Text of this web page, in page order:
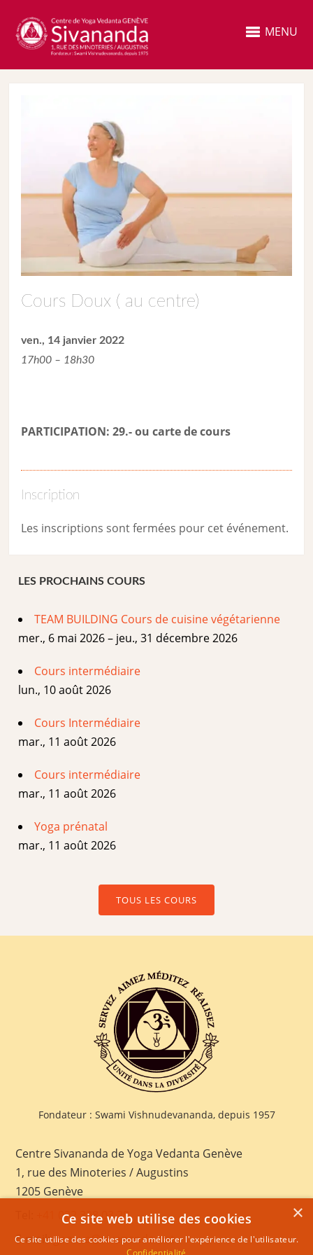
MENU
Cours Doux ( au centre)
ven., 14 janvier 2022
17h00 – 18h30
PARTICIPATION: 29.- ou carte de cours
Inscription
Les inscriptions sont fermées pour cet événement.
LES PROCHAINS COURS
TEAM BUILDING Cours de cuisine végétarienne
mer., 6 mai 2026 – jeu., 31 décembre 2026
Cours intermédiaire
lun., 10 août 2026
Cours Intermédiaire
mar., 11 août 2026
Cours intermédiaire
mar., 11 août 2026
Yoga prénatal
mar., 11 août 2026
TOUS LES COURS
Fondateur : Swami Vishnudevananda, depuis 1957
Centre Sivananda de Yoga Vedanta Genève
1, rue des Minoteries / Augustins
1205 Genève
+41 022 328 03 28
E-mail:geneva@sivananda.net
×
Ce site web utilise des cookies
Ce site utilise des cookies pour améliorer l'expérience de l'utilisateur.
Confidentialité